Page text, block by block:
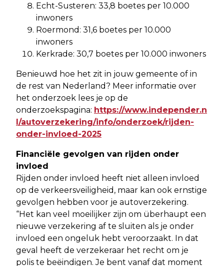
Echt-Susteren: 33,8 boetes per 10.000
inwoners
Roermond: 31,6 boetes per 10.000
inwoners
Kerkrade: 30,7 boetes per 10.000 inwoners
Benieuwd hoe het zit in jouw gemeente of in
de rest van Nederland? Meer informatie over
het onderzoek lees je op de
onderzoekspagina: https://www.independer.n
l/autoverzekering/info/onderzoek/rijden-
onder-invloed-2025
Financiële gevolgen van rijden onder
invloed
Rijden onder invloed heeft niet alleen invloed
op de verkeersveiligheid, maar kan ook ernstige
gevolgen hebben voor je autoverzekering.
“Het kan veel moeilijker zijn om überhaupt een
nieuwe verzekering af te sluiten als je onder
invloed een ongeluk hebt veroorzaakt. In dat
geval heeft de verzekeraar het recht om je
polis te beëindigen. Je bent vanaf dat moment